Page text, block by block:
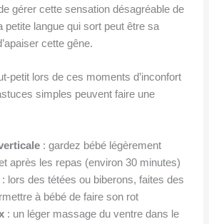
gérer cette sensation désagréable de
petite langue qui sort peut être sa
cette gêne.
petit lors de ces moments d’inconfort
simples peuvent faire une
: gardez bébé légèrement
après les repas (environ 30 minutes)
lors des tétées ou biberons, faites des
à bébé de faire son rot
: un léger massage du ventre dans le